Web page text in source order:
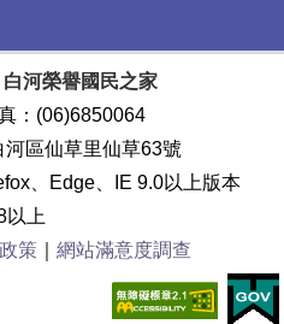
河榮譽國民之家
：(06)6850064
區仙草里仙草63號
、Edge、IE 9.0以上版本
以上
策｜ 網站滿意度調查